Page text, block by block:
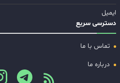
ایمیل
دسترسی سریع
تماس با ما
درباره ما